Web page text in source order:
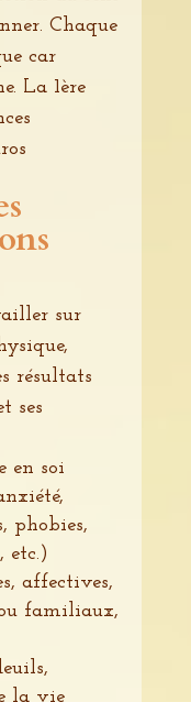
Chaque
car
La 1ère
sur
résultats
ses
en soi
phobies,
etc.)
affectives,
familiaux,
la vie